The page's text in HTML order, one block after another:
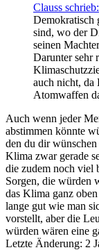
Clauss schrieb:
Demokratisch
sind, wo der
seinen
Darunter sehr
auch nicht, da
Atomwaffen
Auch wenn jeder
abstimmen könnte
den du dir
Klima zwar gerade
die zudem noch viel
Sorgen, die würden
das Klima ganz
lange gut wie man
vorstellt, aber die
würden wären eine
Letzte Änderung: 2